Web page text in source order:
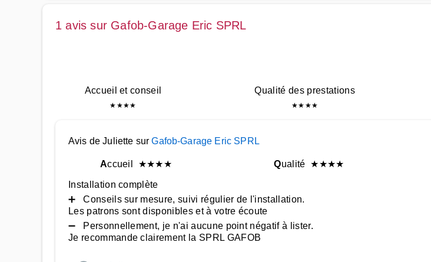
1 avis sur Gafob-Garage Eric SPRL
Accueil et conseil
★ ★★★
Qualité des prestations
★★ ★★
Avis de Juliette surGafob-Garage Eric SPRL
Accueil ★★★★ Qualité ★★★★
Installation complète
➕ Conseils sur mesure, suivi régulier de l'installation.
Les patrons sont disponibles et à votre écoute
➖ Personnellement, je n'ai aucune point négatif à lister.
Je recommande clairement la SPRL GAFOB